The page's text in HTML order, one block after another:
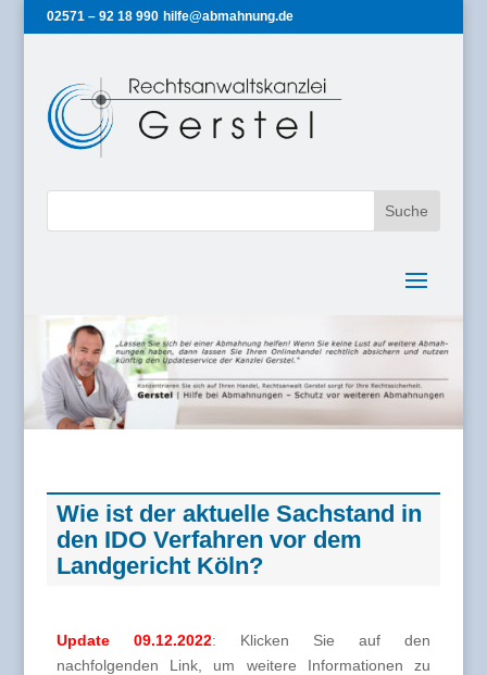
02571 – 92 18 990 hilfe@abmahnung.de
Wie ist der aktuelle Sachstand in
den IDO Verfahren vor dem
Landgericht Köln?
Update 09.12.2022: Klicken Sie auf den
nachfolgenden Link, um weitere Informationen zu